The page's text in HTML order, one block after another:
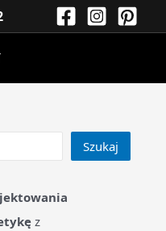
Szukaj
z